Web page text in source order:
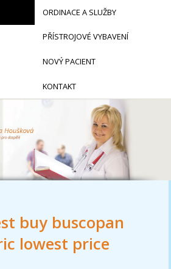
buy buscopan
lowest price
ORDINACE A SLUŽBY
PŘÍSTROJOVÉ VYBAVENÍ
NOVÝ PACIENT
KONTAKT